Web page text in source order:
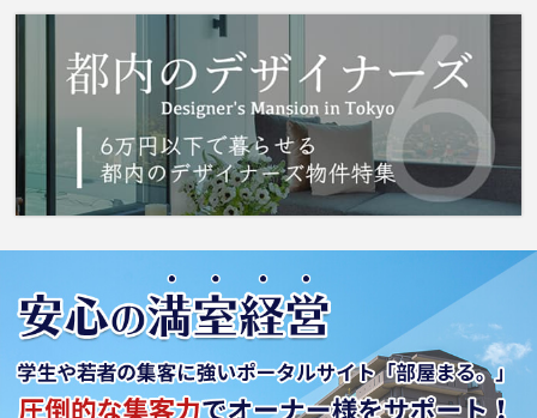
こちらの物件はアパートです。転居先に住み心
過ごしましょう。住まいを求める上で、交通ア
クセスを重視するなら、中央線豊田周辺が適し
ているでしょう。この機会にぜひお引っ越しを
ご検討ください。